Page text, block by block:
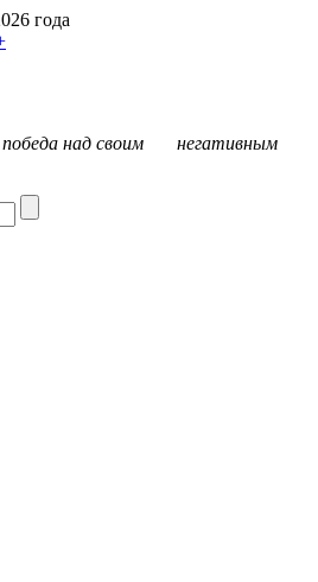
года
победа над своим негативным